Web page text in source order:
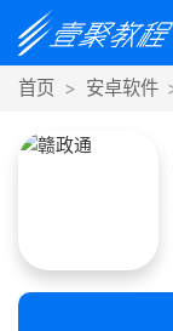
首页 安卓软件